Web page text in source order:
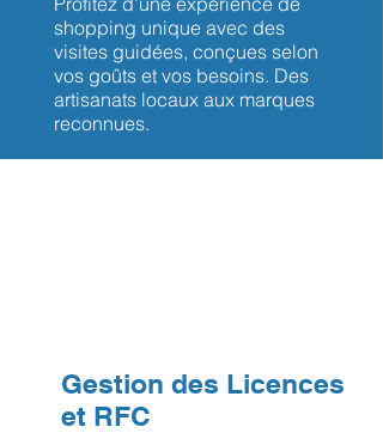
shopping unique avec des
visites guidées, conçues selon
vos goûts et vos besoins. Des
artisanats locaux aux marques
reconnues.
Gestion des Licences
et RFC